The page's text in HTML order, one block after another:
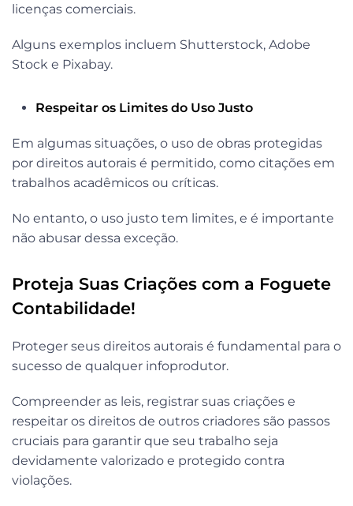
licenças comerciais.
Alguns exemplos incluem Shutterstock, Adobe
Stock e Pixabay.
Respeitar os Limites do Uso Justo
Em algumas situações, o uso de obras protegidas
por direitos autorais é permitido, como citações em
trabalhos acadêmicos ou críticas.
No entanto, o uso justo tem limites, e é importante
não abusar dessa exceção.
Proteja Suas Criações com a Foguete
Contabilidade!
Proteger seus direitos autorais é fundamental para o
sucesso de qualquer infoprodutor.
Compreender as leis, registrar suas criações e
respeitar os direitos de outros criadores são passos
cruciais para garantir que seu trabalho seja
devidamente valorizado e protegido contra
violações.